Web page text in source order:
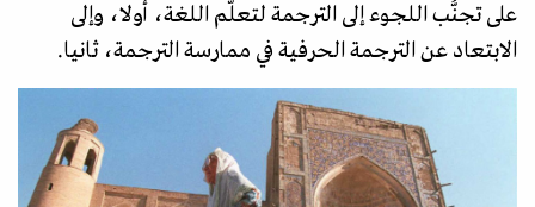
على تجنُّب اللجوء إلى الترجمة لتعلّم اللغة، أولا، وإلى
الابتعاد عن الترجمة الحرفية في ممارسة الترجمة، ثانيا.